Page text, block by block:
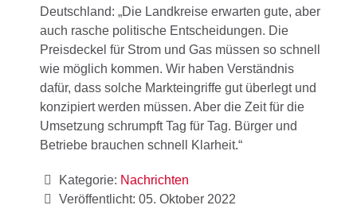
Deutschland: „Die Landkreise erwarten gute, aber
auch rasche politische Entscheidungen. Die
Preisdeckel für Strom und Gas müssen so schnell
wie möglich kommen. Wir haben Verständnis
dafür, dass solche Markteingriffe gut überlegt und
konzipiert werden müssen. Aber die Zeit für die
Umsetzung schrumpft Tag für Tag. Bürger und
Betriebe brauchen schnell Klarheit.“
Kategorie: Nachrichten
Veröffentlicht: 05. Oktober 2022